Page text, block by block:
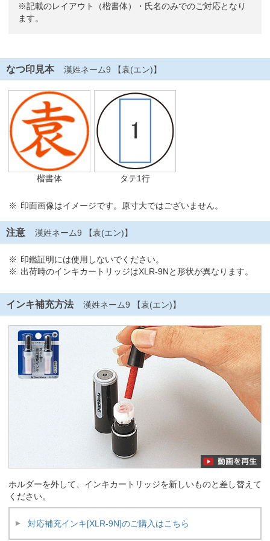
※記載のレイアウト（楷書体）・氏名のみでのご対応となり
ます。
なつ印見本 漢姓ネーム9 【袁(エン)】
楷書体 タテ1行
印面画像はイメージです。原寸大ではございません。
注意 漢姓ネーム9 【袁(エン)】
印鑑証明には使用しないでください。
出荷時のインキカートリッジはXLR-9Nと形状が異なります。
インキ補充方法 漢姓ネーム9 【袁(エン)】
ホルダーを外して、インキカートリッジを新しいものと差し替えて
ください。
対応補充インキ[XLR-9N]のご購入はこちら